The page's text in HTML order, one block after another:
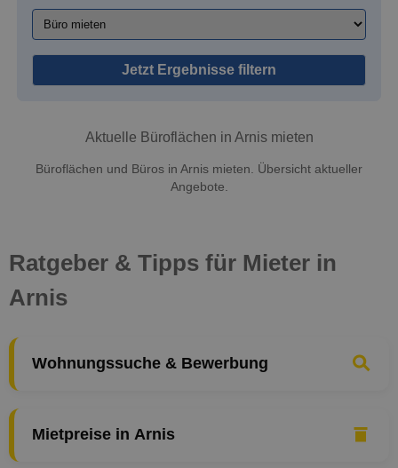
Jetzt Ergebnisse filtern
Aktuelle Büroflächen in Arnis mieten
Büroflächen und Büros in Arnis mieten. Übersicht aktueller
Angebote.
Ratgeber & Tipps für Mieter in
Arnis
Wohnungssuche & Bewerbung
Mietpreise in Arnis